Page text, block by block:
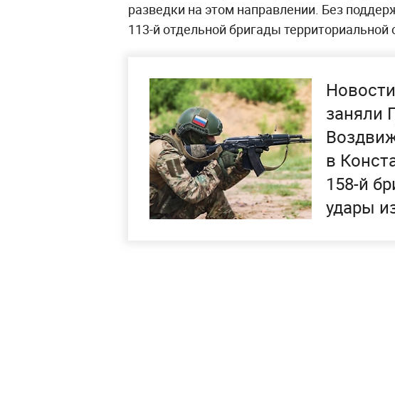
разведки на этом направлении. Без
113-й отдельной бригады территориальной
заняли
в
158-й
удары